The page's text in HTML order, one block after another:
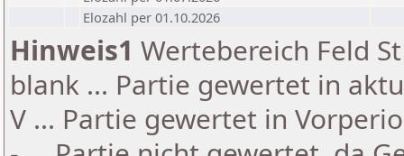
Elozahl per 01.10.2026
Hinweis1 Wertebereich Feld
blank ... Partie gewertet in
V ... Partie gewertet in